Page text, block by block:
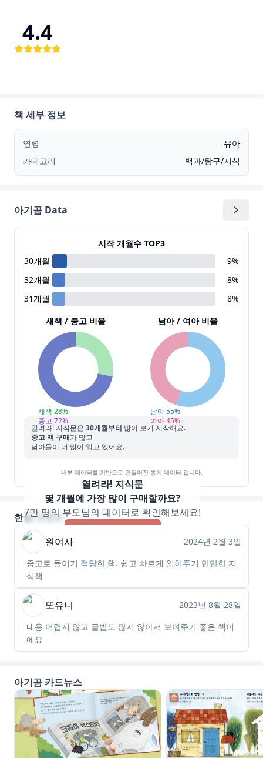
4.4
책 세부 정보
연령
유아
카테고리
백과/탐구/지식
아기곰 Data
시작 개월수 TOP3
30개월 9%
32개월 8%
31 개월 8%
새책 / 중고 비율
새책 28%
중고 72%
남아 / 여아 비율
남아 55%
여아 45%
열려라! 지식문은 30개월부터 많이 보기 시작해요.
중고 책 구매가 많고
남아들이 더 많이 읽고 있어요.
내부 데이터를 기반으로 만들어진 통계 데이터 입니다.
열려라! 지식문
몇 개월에 가장 많이 구매할까요?
7만 명의 부모님의 데이터로 확인해보세요!
한줄 코멘트
원여사
2024년 2월 3일
중고로 들이기 적당한 책. 쉽고 빠르게 읽혀주기 만만한 지
식책
또유니
2023년 8월 28일
내용 어렵지 않고 글밥도 많지 않아서 보여주기 좋은 책이
에요
아기곰 카드뉴스